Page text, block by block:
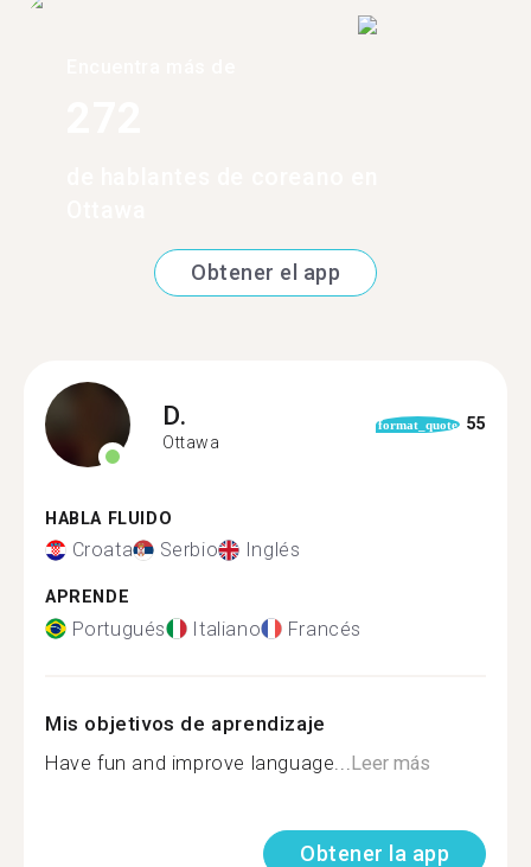
Obtener el app
D.
Ottawa
format_quote 55
HABLA FLUIDO
Croata Serbio Inglés
APRENDE
Portugués Italiano Francés
Mis objetivos de aprendizaje
Have fun and improve language... Leer más
Obtener la app